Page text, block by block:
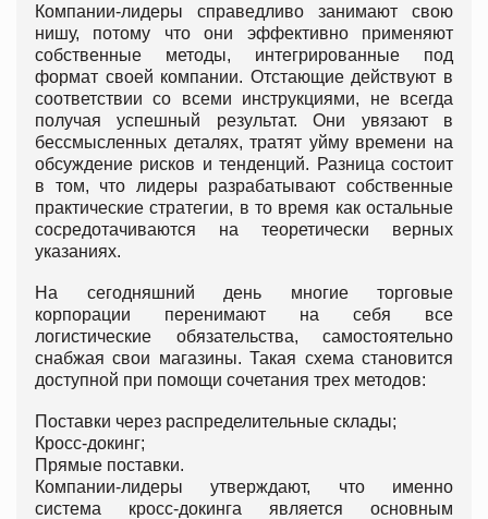
Компании-лидеры справедливо занимают свою
нишу, потому что они эффективно применяют
собственные методы, интегрированные под
формат своей компании. Отстающие действуют в
соответствии со всеми инструкциями, не всегда
получая успешный результат. Они увязают в
бессмысленных деталях, тратят уйму времени на
обсуждение рисков и тенденций. Разница состоит
в том, что лидеры разрабатывают собственные
практические стратегии, в то время как остальные
сосредотачиваются на теоретически верных
указаниях.
На сегодняшний день многие торговые
корпорации перенимают на себя все
логистические обязательства, самостоятельно
снабжая свои магазины. Такая схема становится
доступной при помощи сочетания трех методов:
Поставки через распределительные склады;
Кросс-докинг;
Прямые поставки.
Компании-лидеры утверждают, что именно
система кросс-докинга является основным